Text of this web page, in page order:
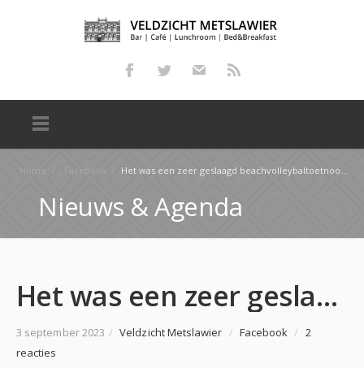
Home Facebook Het was een zeer geslaagd beachvolleybaltoetnooi gister! Dank aan alle deelnemers én vrijwilligers! …
Nieuws & Agenda
Het was een zeer geslaagd beachvolleybaltoetnooi gister! Dank aan alle deelnemers én vrijwilligers! …
3 september 2023 / Veldzicht Metslawier / Facebook / 2
reacties